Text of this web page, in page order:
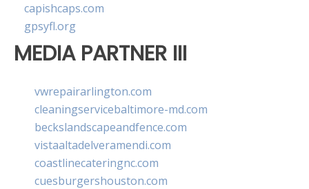
capishcaps.com
gpsyfl.org
MEDIA PARTNER III
vwrepairarlington.com
cleaningservicebaltimore-md.com
beckslandscapeandfence.com
vistaaltadelveramendi.com
coastlinecateringnc.com
cuesburgershouston.com